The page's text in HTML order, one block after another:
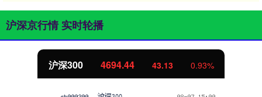
沪深京行情 实时轮播
沪深300 4694.44 43.13 0.93%